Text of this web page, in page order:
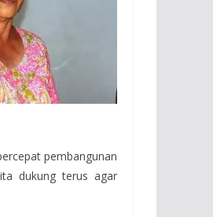
pembangunan
dukung terus agar